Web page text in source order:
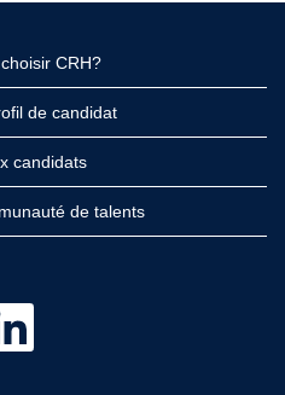
CRH?
de candidat
candidats
de talents